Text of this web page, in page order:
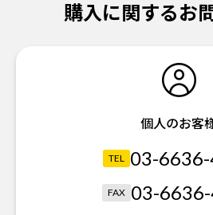
購入に関するお
個人のお客
TEL 03-6636-
FAX 03-